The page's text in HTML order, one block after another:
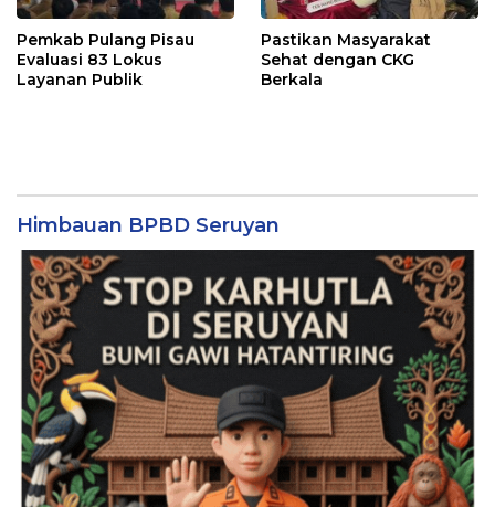
Pemkab Pulang Pisau
Evaluasi 83 Lokus
Layanan Publik
Pastikan Masyarakat
Sehat dengan CKG
Berkala
Himbauan BPBD Seruyan